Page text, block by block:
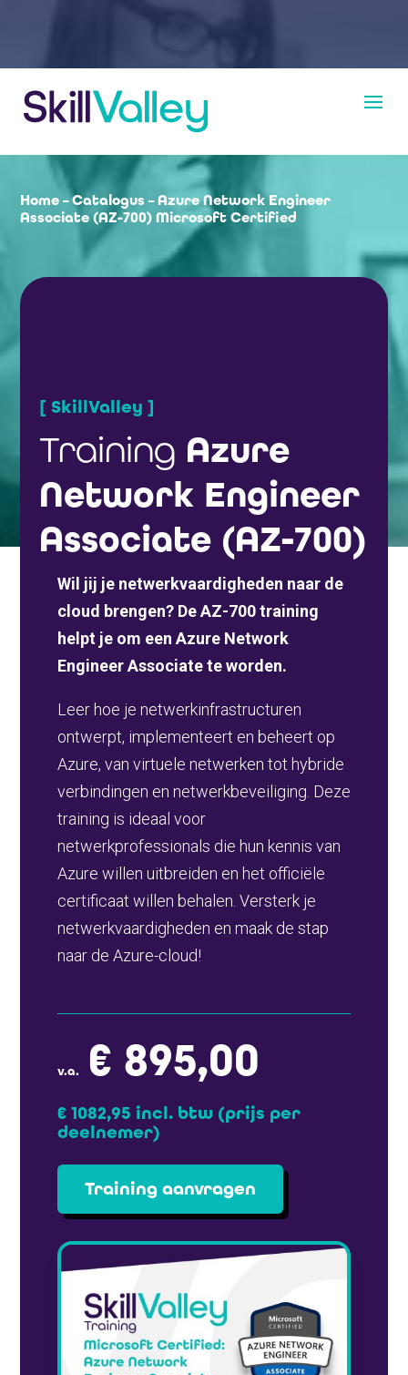
Home –Catalogus –Azure Network Engineer
Associate (AZ-700) Microsoft Certified
[ SkillValley ]
Training Azure
Network Engineer
Associate (AZ-700)
Wil jij je netwerkvaardigheden naar de
cloud brengen? De AZ-700 training
helpt je om een Azure Network
Engineer Associate te worden.
Leer hoe je netwerkinfrastructuren
ontwerpt, implementeert en beheert op
Azure, van virtuele netwerken tot hybride
verbindingen en netwerkbeveiliging. Deze
training is ideaal voor
netwerkprofessionals die hun kennis van
Azure willen uitbreiden en het officiële
certificaat willen behalen. Versterk je
netwerkvaardigheden en maak de stap
naar de Azure-cloud!
v.a. € 895,00
€ 1082,95 incl. btw (prijs per
deelnemer)
Training aanvragen